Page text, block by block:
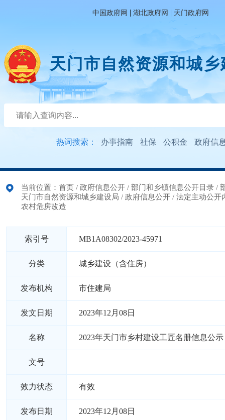
中国政府网 | 湖北政府网 | 天门政府网
天门市自然资源和城
热词搜索： 办事指南 社保 公积金 政府信
当前位置： 首页 / 政府信息公开 / 部门和乡镇信息公开目录 /
天门市自然资源和城乡建设局 / 政府信息公开 / 法定主动公开
农村危房改造
索引号 MB1A08302/2023-45971
分类 城乡建设（含住房）
发布机构 市住建局
发文日期 2023年12月08日
名称 2023年天门市乡村建设工匠名册信息公示
文号
效力状态 有效
发布日期 2023年12月08日